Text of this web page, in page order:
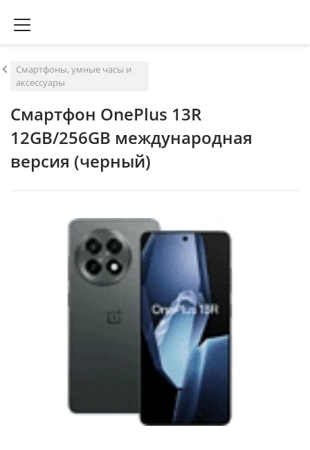
Смартфоны, умные часы и
аксессуары
Смартфон OnePlus 13R
12GB/256GB международная
версия (черный)